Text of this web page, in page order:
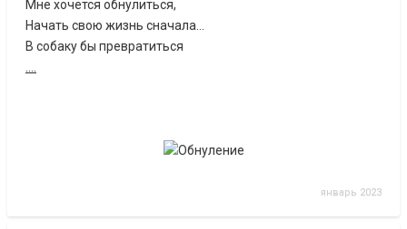
Мне хочется обнулиться,
Начать свою жизнь сначала…
В собаку бы превратиться
январь 2023